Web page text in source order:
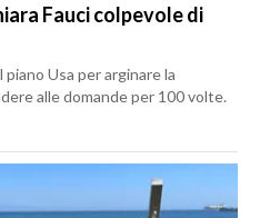
Fauci colpevole di
Usa per arginare la
alle domande per 100 volte.